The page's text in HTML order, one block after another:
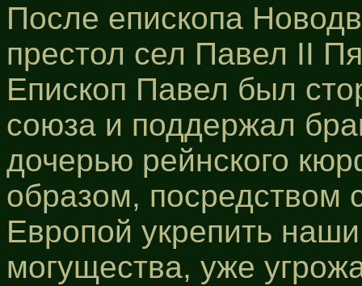
После епископа
престол сел Павел II
Епископ Павел был
союза и поддержал
дочерью рейнского
образом, посредством
Европой укрепить
могущества, уже